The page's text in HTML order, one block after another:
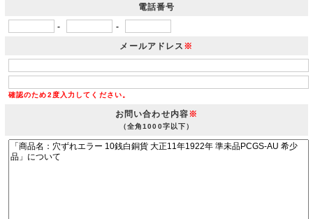
電話番号
- -
メールアドレス ※
確認のため2度入力してください。
お問い合わせ内容※
（全角1000字以下）